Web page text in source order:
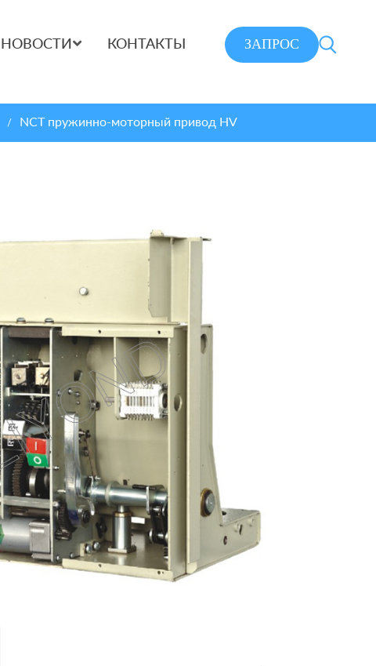
НОВОСТИ КОНТАКТЫ ЗАПРОС
/ NCT пружинно-моторный привод HV